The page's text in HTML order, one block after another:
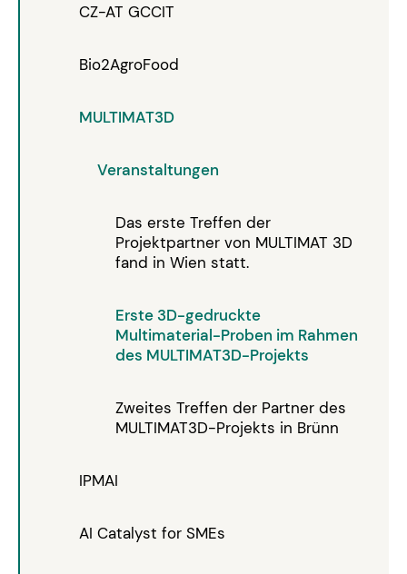
CZ-AT GCCIT
Bio2AgroFood
MULTIMAT3D
Veranstaltungen
Das erste Treffen der
Projektpartner von MULTIMAT 3D
fand in Wien statt.
Erste 3D-gedruckte
Multimaterial-Proben im Rahmen
des MULTIMAT3D-Projekts
Zweites Treffen der Partner des
MULTIMAT3D-Projekts in Brünn
IPMAI
AI Catalyst for SMEs